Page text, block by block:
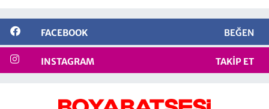
FACEBOOK BEĞEN
INSTAGRAM TAKIP ET